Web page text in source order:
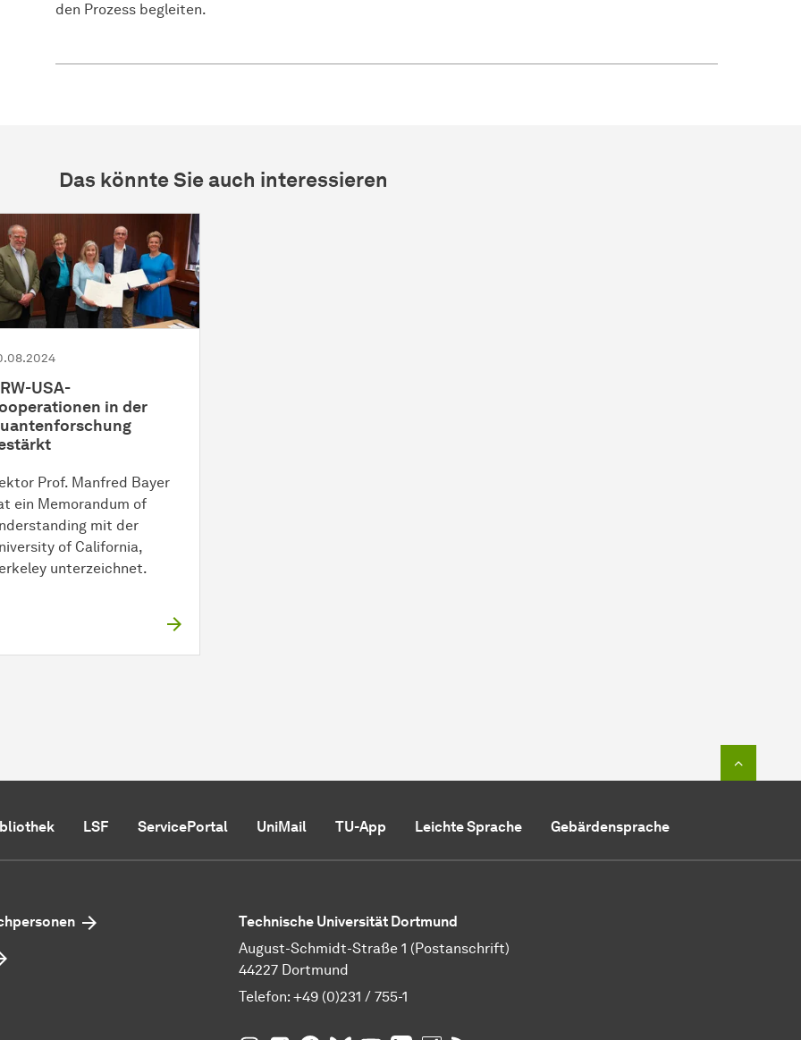
den Prozess begleiten.
Das könnte Sie auch interessieren
USA-
in der
Prof. Manfred Bayer
ein Memorandum of
mit der
of California,
unterzeichnet.
LSF ServicePortal UniMail TU-App Leichte Sprache Gebärdensprache
Technische Universität Dortmund
August-Schmidt-Straße 1 (Postanschrift)
44227 Dortmund
Telefon: +49 (0)231 / 755-1